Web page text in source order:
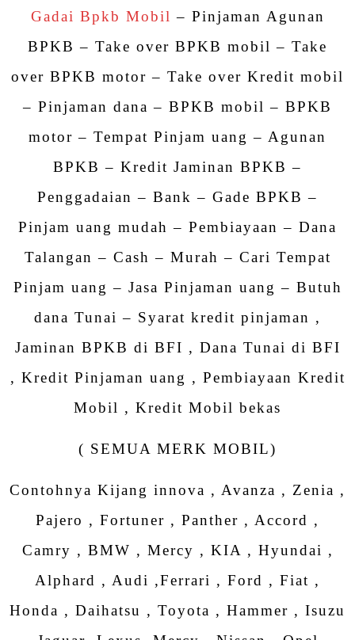
Gadai Bpkb Mobil – Pinjaman Agunan
BPKB – Take over BPKB mobil – Take
over BPKB motor – Take over Kredit mobil
– Pinjaman dana – BPKB mobil – BPKB
motor – Tempat Pinjam uang – Agunan
BPKB – Kredit Jaminan BPKB –
Penggadaian – Bank – Gade BPKB –
Pinjam uang mudah – Pembiayaan – Dana
Talangan – Cash – Murah – Cari Tempat
Pinjam uang – Jasa Pinjaman uang – Butuh
dana Tunai – Syarat kredit pinjaman ,
Jaminan BPKB di BFI , Dana Tunai di BFI
, Kredit Pinjaman uang , Pembiayaan Kredit
Mobil , Kredit Mobil bekas
( SEMUA MERK MOBIL)
Contohnya Kijang innova , Avanza , Zenia ,
Pajero , Fortuner , Panther , Accord ,
Camry , BMW , Mercy , KIA , Hyundai ,
Alphard , Audi ,Ferrari , Ford , Fiat ,
Honda , Daihatsu , Toyota , Hammer , Isuzu